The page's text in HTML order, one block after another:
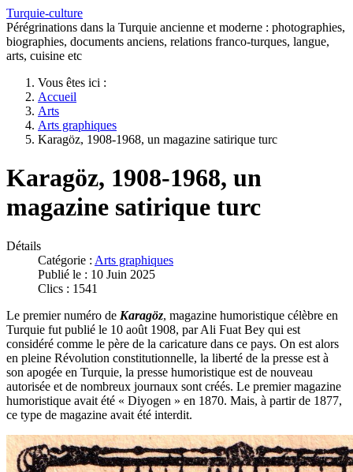
Turquie-culture
Pérégrinations dans la Turquie ancienne et moderne : photographies,
biographies, documents anciens, relations franco-turques, langue,
arts, cuisine etc
Vous êtes ici :
Accueil
Arts
Arts graphiques
Karagöz, 1908-1968, un magazine satirique turc
Karagöz, 1908-1968, un
magazine satirique turc
Détails
Catégorie : Arts graphiques
Publié le : 10 Juin 2025
Clics : 1541
Le premier numéro de Karagöz, magazine humoristique célèbre en
Turquie fut publié le 10 août 1908, par Ali Fuat Bey qui est
considéré comme le père de la caricature dans ce pays. On est alors
en pleine Révolution constitutionnelle, la liberté de la presse est à
son apogée en Turquie, la presse humoristique est de nouveau
autorisée et de nombreux journaux sont créés. Le premier magazine
humoristique avait été « Diyogen » en 1870. Mais, à partir de 1877,
ce type de magazine avait été interdit.